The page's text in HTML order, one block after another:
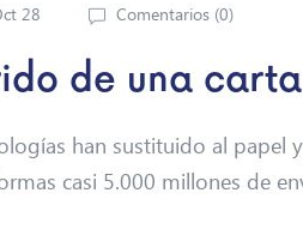
28 Comentarios (0)
de una carta
han sustituido al
casi 5.000 millones de